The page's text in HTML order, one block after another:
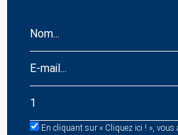
En cliquant sur « Cliquez ici ! », vous